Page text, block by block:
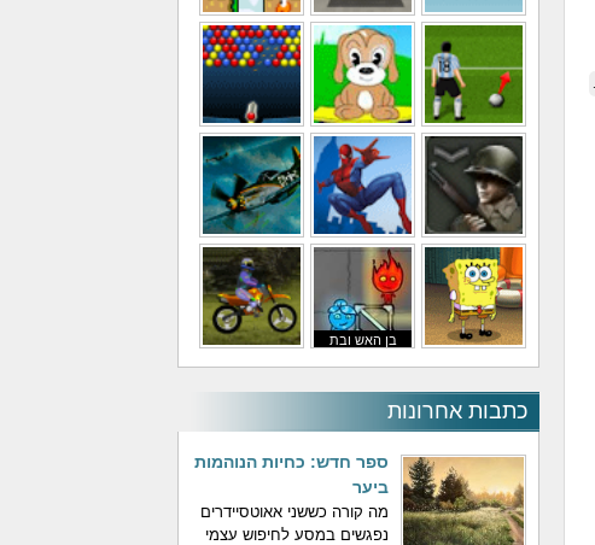
משחקי מסוקים משחקי מכוניות משחקי סופר מריו
משחקי כדורגל משחקי לילדים משחקי באבלס
משחקי מלחמה משחקי גיבורים משחקי טיסה
בן האש ובת
כתבות אחרונות
ספר חדש: כחיות הנוהמות
ביער
מה קורה כששני אאוטסיידרים
נפגשים במסע לחיפוש עצמי